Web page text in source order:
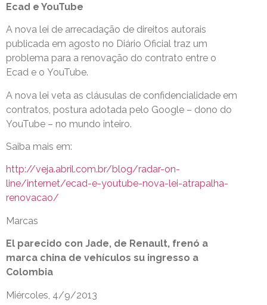
Ecad e YouTube
A nova lei de arrecadação de direitos autorais
publicada em agosto no Diário Oficial traz um
problema para a renovação do contrato entre o
Ecad e o YouTube.
A nova lei veta as cláusulas de confidencialidade em
contratos, postura adotada pelo Google – dono do
YouTube – no mundo inteiro.
Saiba mais em:
http://veja.abril.com.br/blog/radar-on-
line/internet/ecad-e-youtube-nova-lei-atrapalha-
renovacao/
Marcas
El parecido con Jade, de Renault, frenó a
marca china de vehículos su ingresso a
Colombia
Miércoles, 4/9/2013